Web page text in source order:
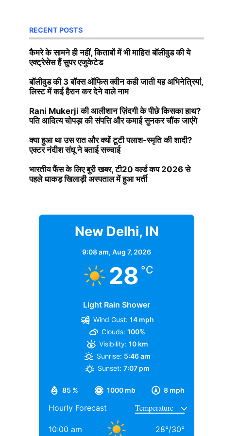
RECENT POSTS
कैमरे के सामने ही नहीं, किताबों में भी माहिर! बॉलीवुड की ये
एक्ट्रेसेस हैं सुपर एजुकेटेड
बॉलीवुड की 3 बॉक्स ऑफिस क्वीन कही जाती यह अभिनेत्रियां,
लिस्ट में कई हैरान कर देने वाले नाम
Rani Mukerji की आलीशान ज़िंदगी के पीछे किसका हाथ?
पति आदित्य चोपड़ा की संपत्ति और कमाई सुनकर चौंक जाएंगे
क्या हुआ था उस रात और क्यों टूटी पलाश-स्मृति की शादी?
एक्टर नंदीश संधू ने बताई सच्चाई
भारतीय फैंस के लिए बुरी खबर, टी20 वर्ल्ड कप 2026 से
पहले धाकड़ खिलाड़ी अस्पताल में हुआ भर्ती
New Delhi, IN
9:08 am, Aug 7, 2026
28 °C
Light Rain Shower
85 % 1000 mb 8 mph
Wind Gust: 14 mph
Clouds: 100%
Visibility: 10 km
Sunrise: 5:46 am
Sunset: 7:07 pm
Hourly Forecast
10:00 am 28°/30°